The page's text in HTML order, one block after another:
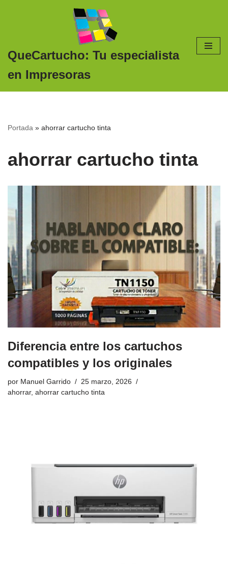
contenido
QueCartucho: Tu especialista
en Impresoras
Portada » ahorrar cartucho tinta
ahorrar cartucho tinta
Diferencia entre los cartuchos
compatibles y los originales
por Manuel Garrido
25 marzo, 2026
ahorrar, ahorrar cartucho tinta